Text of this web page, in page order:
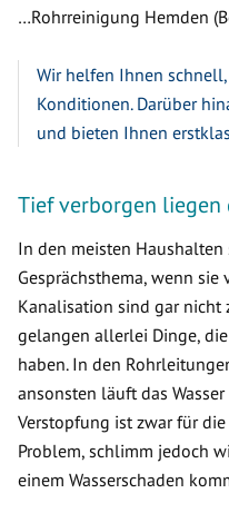
…Rohrreinigung Hemden
Wir helfen Ihnen
Konditionen. Darüber
und bieten Ihnen
Tief verborgen liegen
In den meisten
Gesprächsthema, wenn sie
Kanalisation sind gar nicht
gelangen allerlei Dinge,
haben. In den
ansonsten läuft das
Verstopfung ist zwar für
Problem, schlimm jedoch
einem Wasserschaden